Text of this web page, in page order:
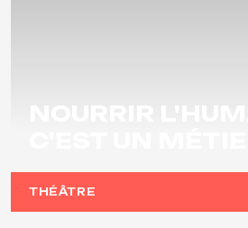
THÉÂTRE